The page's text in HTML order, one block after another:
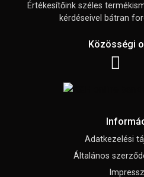
Értékesítőink széles
kérdéseivel bátran
Közösségi
Adatkezelési
Általános